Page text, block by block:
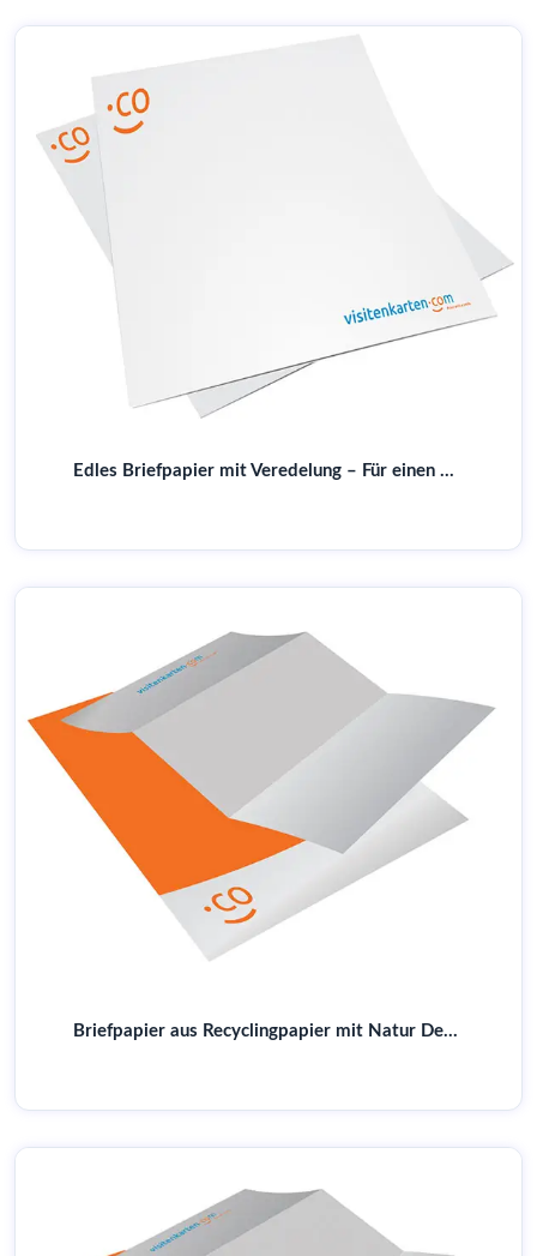
Edles Briefpapier mit Veredelung – Für einen bleibenden Eindruck | Online gestalten & drucken
Briefpapier aus Recyclingpapier mit Natur Design | Für umweltbewusste Unternehmen | Top Qualität